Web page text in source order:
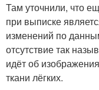
Там уточнили, что
при выписке
изменений по
отсутствие так
идёт об
ткани лёгких.